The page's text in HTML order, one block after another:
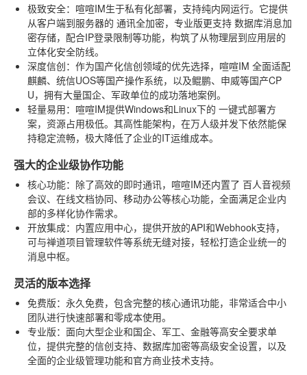
极致安全：喧喧IM生于私有化部署，支持纯内网运行。它提供
从客户端到服务器的 通讯全加密，专业版更支持 数据库消息加
密存储，配合IP登录限制等功能，构筑了从物理层到应用层的
立体化安全防线。
深度信创：作为国产化信创领域的优先选择，喧喧IM 全面适配
麒麟、统信UOS等国产操作系统，以及鲲鹏、申威等国产CP
U，拥有大量国企、军政单位的成功落地案例。
轻量易用：喧喧IM提供Windows和Linux下的 一键式部署方
案，资源占用极低。其高性能架构，在万人级并发下依然能保
持稳定流畅，极大降低了企业的IT运维成本。
强大的企业级协作功能
核心功能：除了高效的即时通讯，喧喧IM还内置了 百人音视频
会议、在线文档协同、移动办公等核心功能，全面满足企业内
部的多样化协作需求。
开放集成：内置应用中心，提供开放的API和Webhook支持，
可与禅道项目管理软件等系统无缝对接，轻松打造企业统一的
消息中枢。
灵活的版本选择
免费版：永久免费，包含完整的核心通讯功能，非常适合中小
团队进行快速部署和零成本使用。
专业版：面向大型企业和国企、军工、金融等高安全要求单
位，提供完整的信创支持、数据库加密等高级安全设置，以及
全面的企业级管理功能和官方商业技术支持。